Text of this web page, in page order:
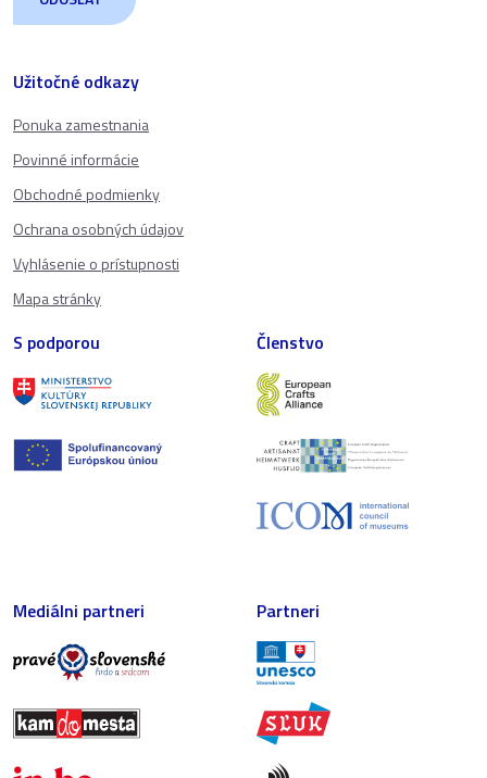
Užitočné odkazy
Ponuka zamestnania
Povinné informácie
Obchodné podmienky
Ochrana osobných údajov
Vyhlásenie o prístupnosti
Mapa stránky
S podporou Členstvo
Mediálni partneri Partneri